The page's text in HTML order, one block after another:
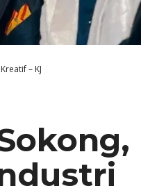
– KJ